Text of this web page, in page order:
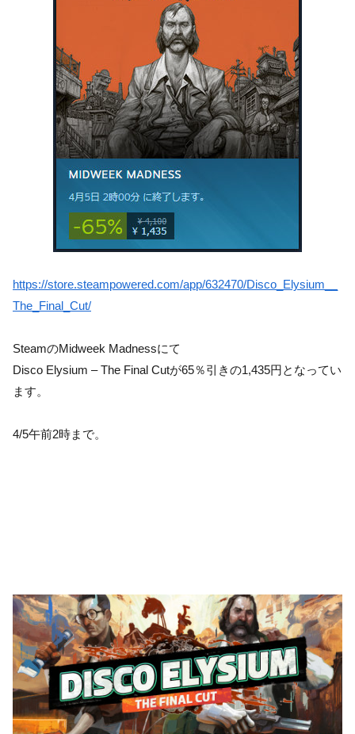
https://store.steampowered.com/app/632470/Disco_Elysium__
The_Final_Cut/
SteamのMidweek Madnessにて
Disco Elysium – The Final Cutが65％引きの1,435円となってい
ます。
4/5午前2時まで。